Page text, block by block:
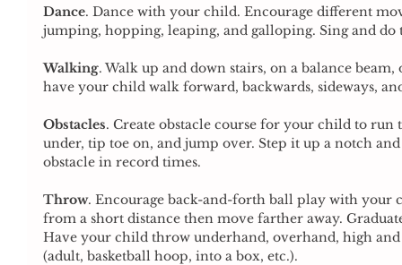
Dance. Dance with your child. Encourage different
jumping, hopping, leaping, and galloping. Sing and do
Walking. Walk up and down stairs, on a balance
have your child walk forward, backwards, sideways,
Obstacles. Create obstacle course for your child to
under, tip toe on, and jump over. Step it up a notch
obstacle in record times.
Throw. Encourage back-and-forth ball play with your
from a short distance then move farther away.
Have your child throw underhand, overhand, high
(adult, basketball hoop, into a box, etc.).